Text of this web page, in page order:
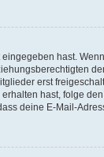
hast.
erst
hast, folge
deine E-Mail-